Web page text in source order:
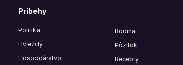
Príbehy
Politika
Hviezdy
Hospodárstvo
Rodina
Pôžitok
Recepty